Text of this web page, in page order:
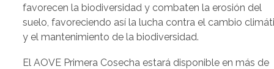
favorecen la biodiversidad y combaten la erosión del
suelo, favoreciendo así la lucha contra el cambio
y el mantenimiento de la biodiversidad.
El AOVE Primera Cosecha estará disponible en más de